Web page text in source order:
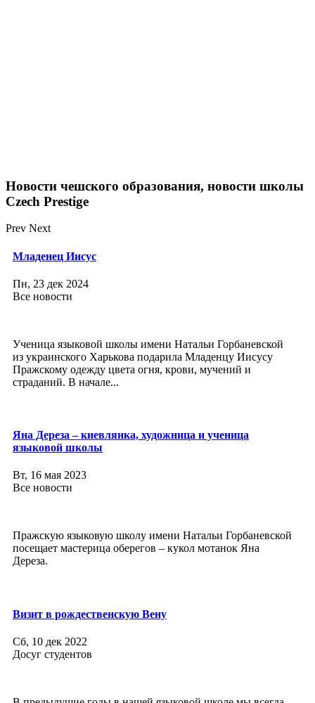
Новости чешского образования, новости школы
Czech Prestige
Prev Next
Младенец Иисус
Пн, 23 дек 2024
Все новости
Ученица языковой школы имени Натальи Горбаневской
из украинского Харькова подарила Младенцу Иисусу
Пражскому одежду цвета огня, крови, мучений и
страданий. В начале...
Яна Дереза – киевлянка, художница и ученица
языковой школы
Вт, 16 мая 2023
Все новости
Пражскую языковую школу имени Натальи Горбаневской
посещает мастерица оберегов – кукол мотанок Яна
Дереза.
Визит в рождественскую Вену
Сб, 10 дек 2022
Досуг студентов